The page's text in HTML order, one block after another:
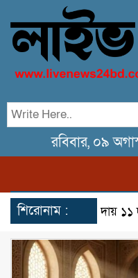
রবিবার, ০৯
শিরোনাম :১১ দলীয় ঐক্যের